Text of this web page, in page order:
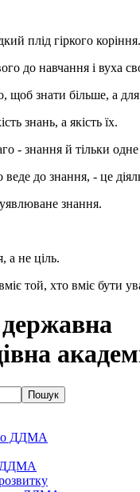
плід гіркого коріння.
до навчання і вуха
щоб знати більше, а
знань, а якість їх.
- знання й тільки
до знання, - це
знання.
а не ціль.
той, хто вміє бути
ДДМА
ДДМА